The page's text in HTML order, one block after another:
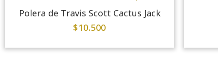
Polera de Travis Scott Cactus Jack
$10.500